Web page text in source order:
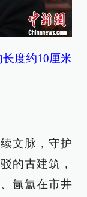
度约10厘米
文脉，守护
的古建筑，
氤氲在市井